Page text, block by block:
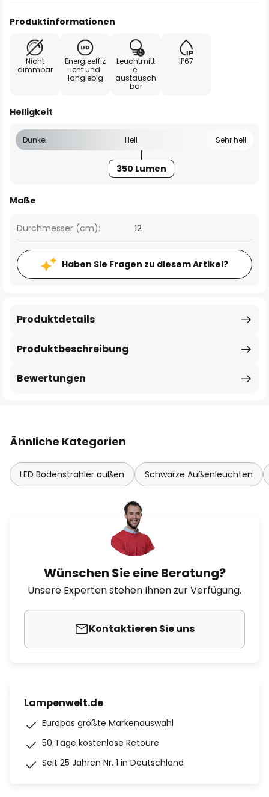
Produktinformationen
Nicht
dimmbar
Energieeffiz
ient und
langlebig
Leuchtmitt
el
austausch
bar
IP67
Helligkeit
Dunkel Hell Sehr hell
350 Lumen
Maße
Durchmesser (cm): 12
Haben Sie Fragen zu diesem Artikel?
Produktbeschreibung
Produktdetails
Bewertungen
Ähnliche Kategorien
LED Bodenstrahler außen Schwarze Außenleuchten
Wünschen Sie eine Beratung?
Unsere Experten stehen Ihnen zur Verfügung.
Kontaktieren Sie uns
Lampenwelt.de
Europas größte Markenauswahl
50 Tage kostenlose Retoure
Seit 25 Jahren Nr. 1 in Deutschland